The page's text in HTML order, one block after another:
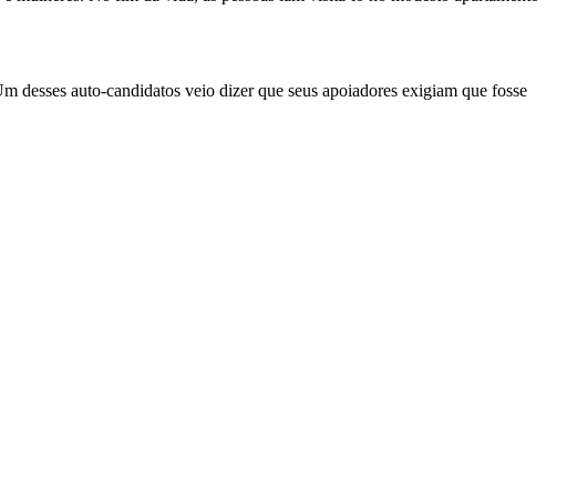
desses auto-candidatos veio dizer que seus apoiadores exigiam que fosse